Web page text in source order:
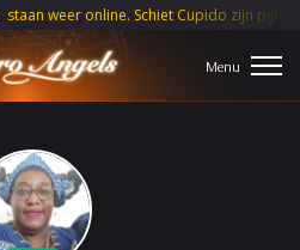
weer online. Schiet Cupido zijn pijlen